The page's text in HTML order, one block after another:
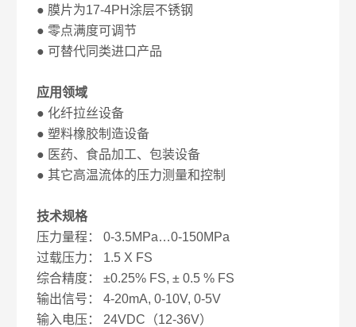
● 膜片为17-4PH涂层不锈钢
● 零点满度可调节
● 可替代同类进口产品
应用领域
● 化纤拉丝设备
● 塑料橡胶制造设备
● 医药、食品加工、包装设备
● 其它高温流体的压力测量和控制
技术规格
压力量程： 0-3.5MPa…0-150MPa
过载压力： 1.5 X FS
综合精度： ±0.25% FS, ± 0.5 % FS
输出信号： 4-20mA, 0-10V, 0-5V
输入电压： 24VDC（12-36V）